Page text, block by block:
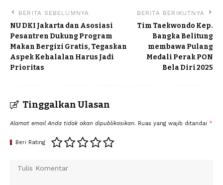
BERITA SEBELUMNYA
NU DKI Jakarta dan Asosiasi
Pesantren Dukung Program
Makan Bergizi Gratis, Tegaskan
Aspek Kehalalan Harus Jadi
Prioritas
BERITA BERIKUTNYA
Tim Taekwondo Kep.
Bangka Belitung
membawa Pulang
Medali Perak PON
Bela Diri 2025
Tinggalkan Ulasan
Alamat email Anda tidak akan dipublikasikan. Ruas yang wajib ditandai *
Beri Rating